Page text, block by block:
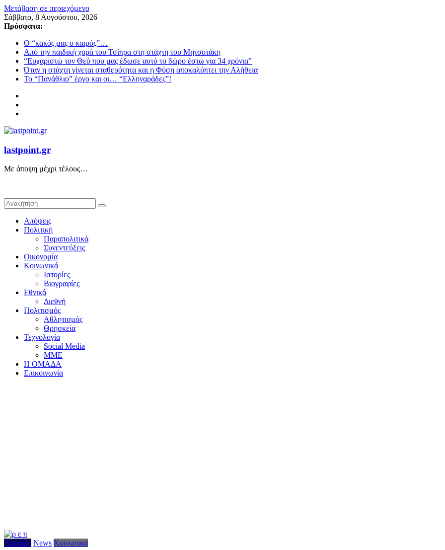
Μετάβαση σε περιεχόμενο
Σάββατο, 8 Αυγούστου, 2026
Πρόσφατα:
Ο “κακός μας ο καιρός”…
Από την παιδική χαρά του Τσίπρα στη στάχτη του Μητσοτάκη
“Ευχαριστώ τον Θεό που μας έδωσε αυτό το δώρο έστω για 34 χρόνια”
Όταν η στάχτη γίνεται σταθερότητα και η Φύση αποκαλύπτει την Αλήθεια
Το “Πανάθλιο” έργο και οι… “Ελληναράδες”!
lastpoint.gr
Με άποψη μέχρι τέλους…
Απόψεις
Πολιτική
Παραπολιτικά
Συνεντεύξεις
Οικονομία
Κοινωνικά
Ιστορίες
Βιογραφίες
Εθνικά
Διεθνή
Πολιτισμός
Αθλητισμός
Θρησκεία
Τεχνολογία
Social Media
ΜΜΕ
Η ΟΜΑΔΑ
Επικοινωνία
Απόψεις News Κοινωνικά